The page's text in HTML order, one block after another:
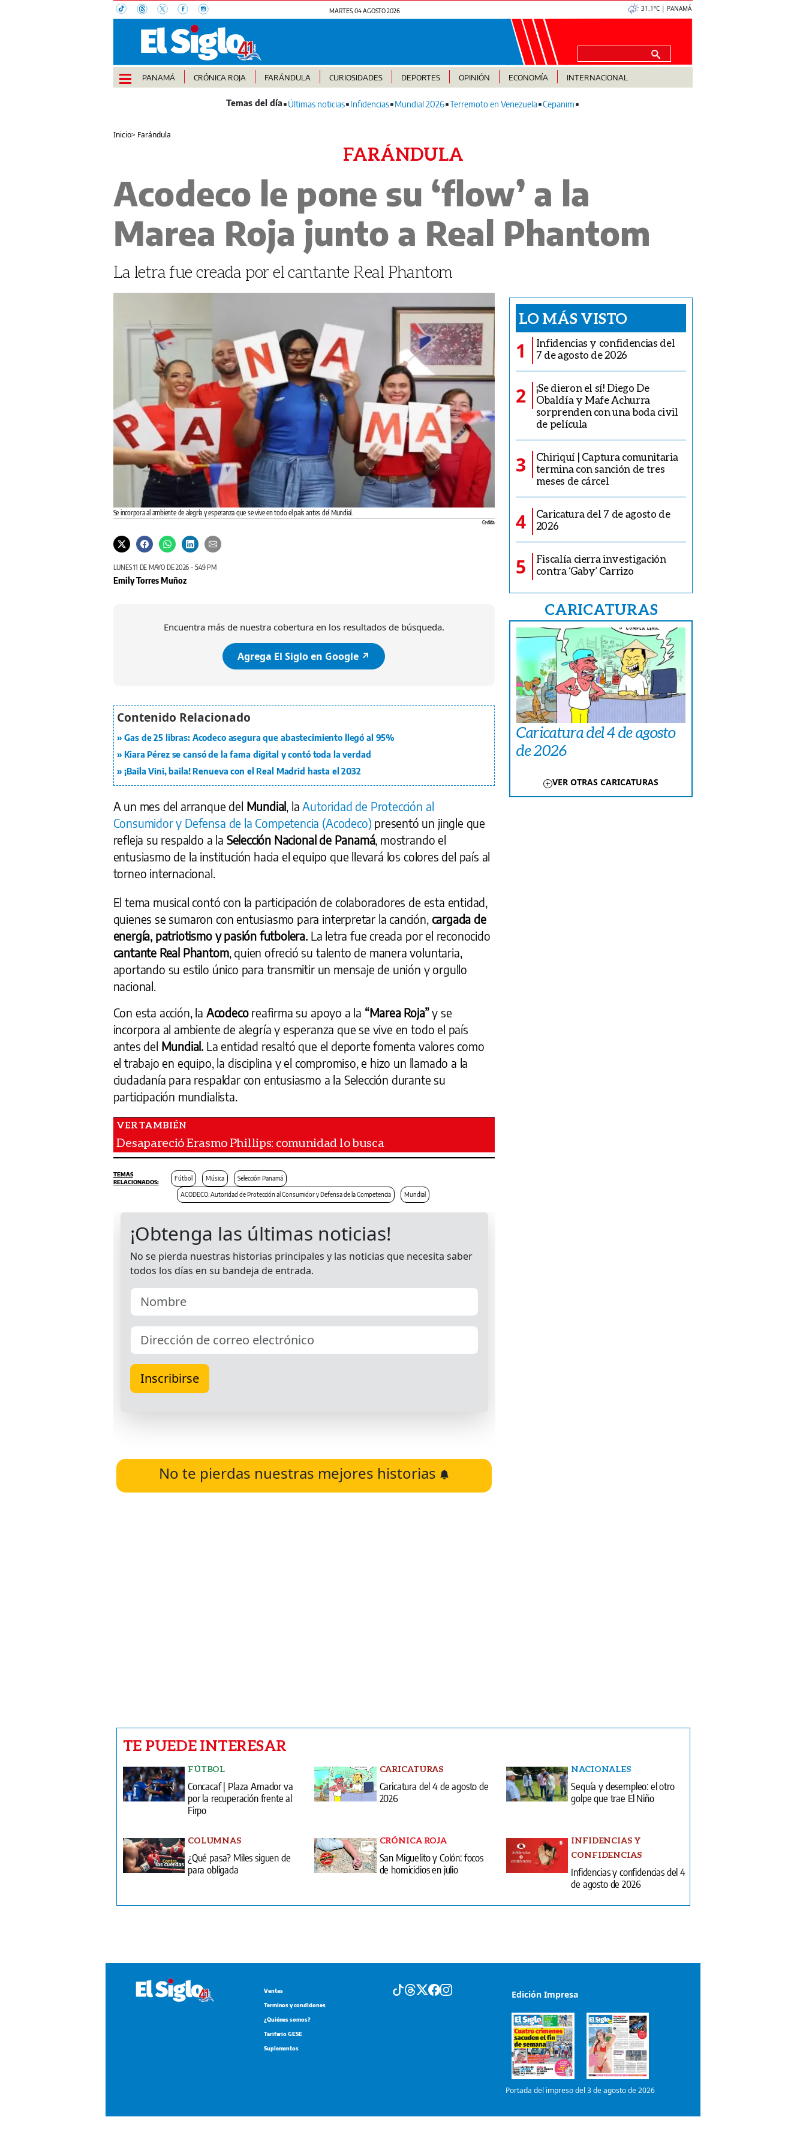
MARTES, 04 AGOSTO 2026 31.1°C | PANAMÁ
PANAMÁ CRÓNICA ROJA FARÁNDULA CURIOSIDADES DEPORTES OPINIÓN ECONOMÍA INTERNACIONAL
Últimas noticias Infidencias Mundial 2026 Terremoto en Venezuela Cepanim
Inicio> Farándula
FARÁNDULA
Acodeco le pone su ‘flow’ a la
Marea Roja junto a Real Phantom
La letra fue creada por el cantante Real Phantom
Se incorpora al ambiente de alegría y esperanza que se vive en todo el país antes del Mundial.
Cedida
LUNES 11 DE MAYO DE 2026 - 5:49 PM
Emily Torres Muñoz
Encuentra más de nuestra cobertura en los resultados de búsqueda.
Agrega El Siglo en Google ↗️
Gas de 25 libras: Acodeco asegura que abastecimiento llegó al 95%
Kiara Pérez se cansó de la fama digital y contó toda la verdad
¡Baila Vini, baila! Renueva con el Real Madrid hasta el 2032
A un mes del arranque del Mundial , la Autoridad de Protección al
Consumidor y Defensa de la Competencia (Acodeco) presentó un jingle que
refleja su respaldo a la Selección Nacional de Panamá, mostrando el
entusiasmo de la institución hacia el equipo que llevará los colores del país al
torneo internacional.
El tema musical contó con la participación de colaboradores de esta entidad,
quienes se sumaron con entusiasmo para interpretar la canción, cargada de
energía, patriotismo y pasión futbolera. La letra fue creada por el reconocido
cantante Real Phantom, quien ofreció su talento de manera voluntaria,
aportando su estilo único para transmitir un mensaje de unión y orgullo
nacional.
Con esta acción, la Acodecoreafirma su apoyo a la “Marea Roja”y se
incorpora al ambiente de alegría y esperanza que se vive en todo el país
antes del Mundial. La entidad resaltó que el deporte fomenta valores como
el trabajo en equipo, la disciplina y el compromiso, e hizo un llamado a la
ciudadanía para respaldar con entusiasmo a la Selección durante su
participación mundialista.
Desapareció Erasmo Phillips: comunidad lo busca
Fútbol Música Selección Panamá
ACODECO: Autoridad de Protección al Consumidor y Defensa de la Competencia Mundial
No te pierdas nuestras mejores historias
LO MÁS VISTO
1
Infidencias y confidencias del
7 de agosto de 2026
2
¡Se dieron el sí! Diego De
Obaldía y Mafe Achurra
sorprenden con una boda civil
de película
3
Chiriquí | Captura comunitaria
termina con sanción de tres
meses de cárcel
4
Caricatura del 7 de agosto de
2026
5
Fiscalía cierra investigación
contra ‘Gaby’ Carrizo
CARICATURAS
Caricatura del 4 de agosto
de 2026
VER OTRAS CARICATURAS
TE PUEDE INTERESAR
FÚTBOL
Concacaf | Plaza Amador va
por la recuperación frente al
Firpo
CARICATURAS
Caricatura del 4 de agosto de
2026
NACIONALES
Sequía y desempleo: el otro
golpe que trae El Niño
COLUMNAS
¿Qué pasa? Miles siguen de
para obligada
CRÓNICA ROJA
San Miguelito y Colón: focos
de homicidios en julio
INFIDENCIAS Y
CONFIDENCIAS
Infidencias y confidencias del 4
de agosto de 2026
Suplementos
Portada del impreso del 3 de agosto de 2026